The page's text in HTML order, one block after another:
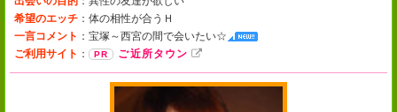
希望のエッチ ：体の相性が合うＨ
一言コメント ： 宝塚～西宮の間で会いたい☆
ご利用サイト ： ご近所タウン